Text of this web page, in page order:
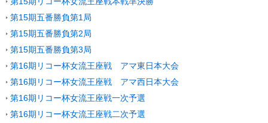
第15期五番勝負第1局
第15期五番勝負第2局
第15期五番勝負第3局
第16期リコー杯女流王座戦 アマ東日本大会
第16期リコー杯女流王座戦 アマ西日本大会
第16期リコー杯女流王座戦一次予選
第16期リコー杯女流王座戦二次予選